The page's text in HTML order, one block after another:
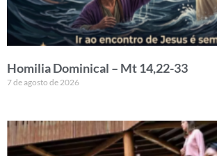
Homilia Dominical – Mt 14,22-33
7 de agosto de 2026